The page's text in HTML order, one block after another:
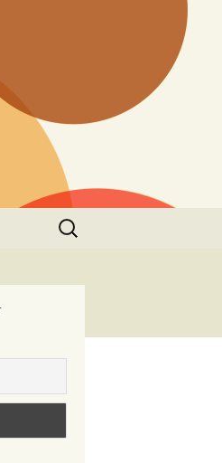
Zoeken
naar: